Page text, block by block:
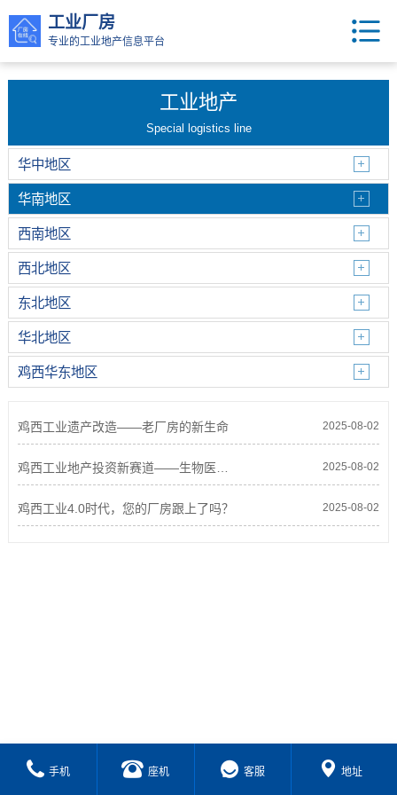
工业厂房
专业的工业地产信息平台
工业地产
Special logistics line
华中地区
华南地区
西南地区
西北地区
东北地区
华北地区
鸡西华东地区
鸡西工业遗产改造——老厂房的新生命 2025-08-02
2025-08-02
鸡西工业4.0时代，您的厂房跟上了吗？ 2025-08-02
手机 座机 客服 地址